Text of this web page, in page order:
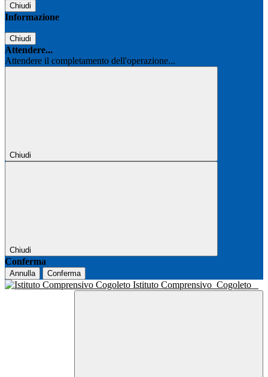
Chiudi
Informazione
Chiudi
Attendere...
Attendere il completamento dell'operazione...
Chiudi
Chiudi
Conferma
Annulla Conferma
Istituto Comprensivo Cogoleto